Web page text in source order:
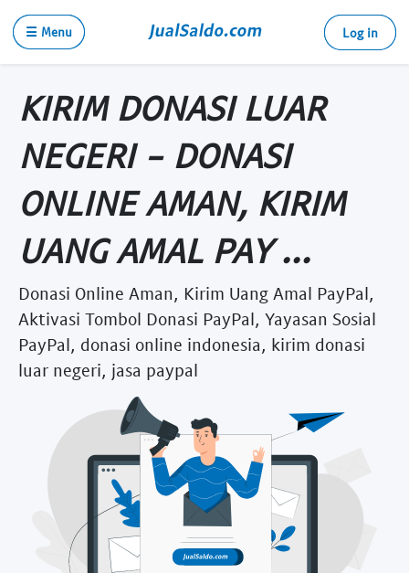
☰ Menu Log in
KIRIM DONASI LUAR
NEGERI - DONASI
ONLINE AMAN, KIRIM
UANG AMAL PAY ...
Donasi Online Aman, Kirim Uang Amal PayPal,
Aktivasi Tombol Donasi PayPal, Yayasan Sosial
PayPal, donasi online indonesia, kirim donasi
luar negeri, jasa paypal